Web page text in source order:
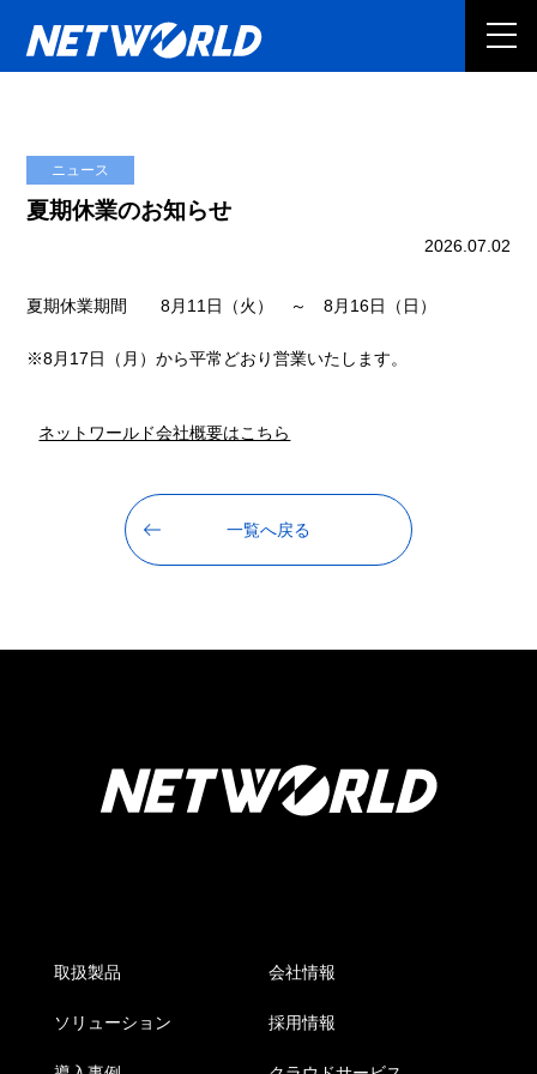
ニュース
夏期休業のお知らせ
2026.07.02
夏期休業期間 8月11日（火） ～ 8月16日（日）
※8月17日（月）から平常どおり営業いたします。
ネットワールド会社概要はこちら
一覧へ戻る
取扱製品
ソリューション
会社情報
採用情報